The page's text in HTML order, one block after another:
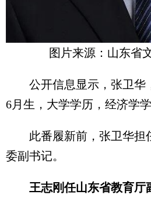
图片来源：山东省
公开信息显示，张卫华
6月生，大学学历，经济学
此番履新前，张卫华担
委副书记。
王志刚任山东省教育厅